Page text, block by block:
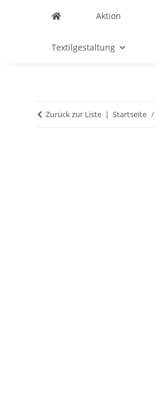
Aktion
Textilgestaltung
Zurück zur Liste Startseite